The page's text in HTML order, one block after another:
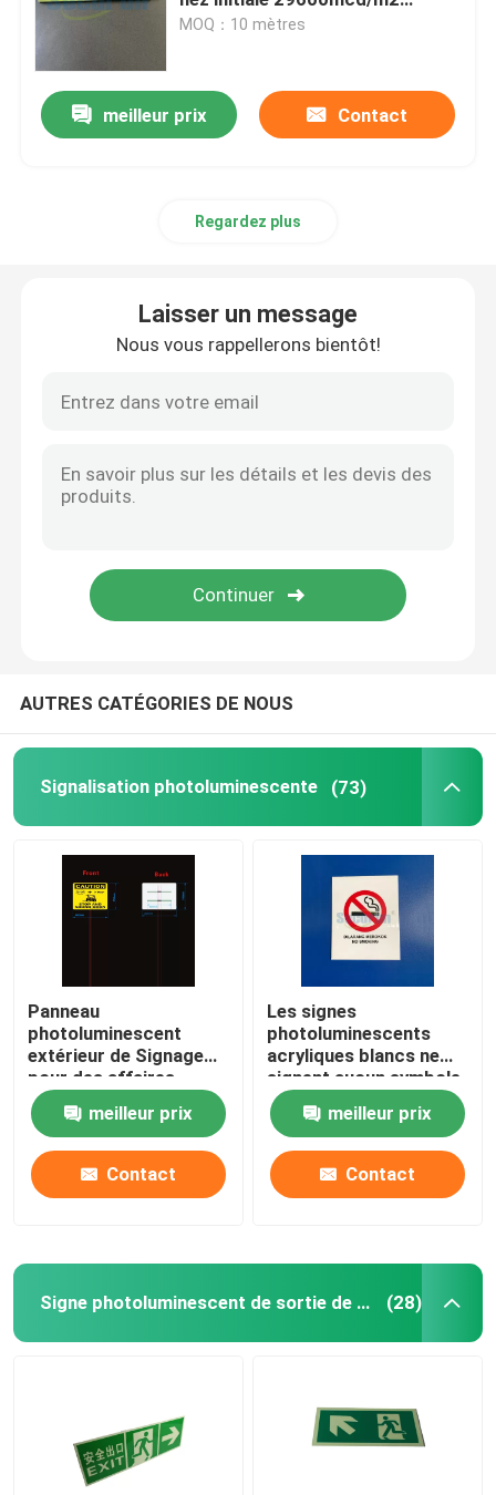
Flair photoluminescent d'escalier
Bande photoluminescente
Bandes photoluminescentes de balustrade
Produits de sécurité photoluminescents
Numéros de maison réfléchis
480min 23mcd/m2
MOQ：10 mètres
meilleur prix Contact
Regardez plus
Laisser un message
Nous vous rappellerons bientôt!
AUTRES CATÉGORIES DE NOUS
Signalisation photoluminescente (73)
Panneau
photoluminescent
extérieur de Signage
pour des affaires
meilleur prix
Contact
Les signes
photoluminescents
acryliques blancs ne
signent aucun symbole
de tabagisme pour les
coins arrondis
meilleur prix
Contact
Signe photoluminescent de sortie de sécurité (28)